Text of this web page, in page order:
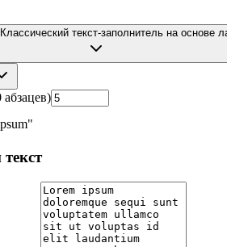
Классический текст-заполнитель на основе